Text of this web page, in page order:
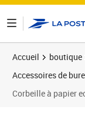
Accueil boutique
Accessoires de
Corbeille à papier